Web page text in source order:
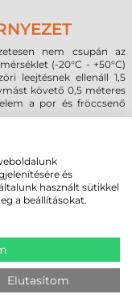
nem csupán az
(-20°C - +50°C)
leejtésnek ellenáll 1,5
követő 0,5 méteres
a por és fröccsenő
MEG
és
használt sütikkel
a beállításokat.
Elutasítom